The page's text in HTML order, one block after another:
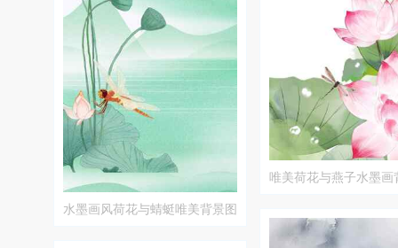
水墨画风荷花与蜻蜓唯美背景图
唯美荷花与燕子水墨画